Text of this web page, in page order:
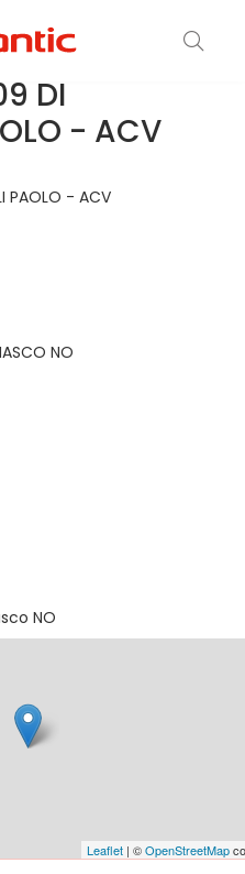
DI
- ACV
PAOLO - ACV
NO
NO
Leaflet | ©OpenStreetMap